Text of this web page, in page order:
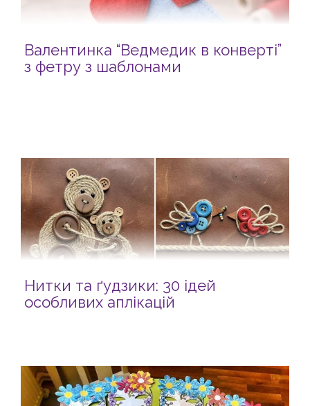
Валентинка “Ведмедик в конверті”
з фетру з шаблонами
Нитки та ґудзики: 30 ідей
особливих аплікацій